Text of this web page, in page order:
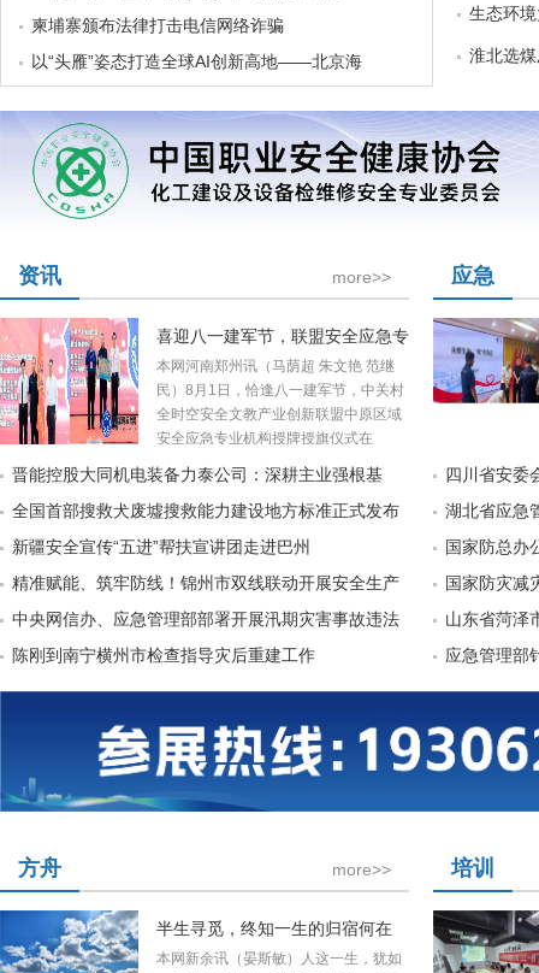
柬埔寨颁布法律打击电信网络诈骗
以“头雁”姿态打造全球AI创新高地——北京海
生态环
淮北选
more>>
资讯
喜迎八一建军节，联盟安全应急专
本网河南郑州讯（马荫超 朱文艳 范继
民）8月1日，恰逢八一建军节，中关村
全时空安全文教产业创新联盟中原区域
安全应急专业机构授牌授旗仪式在
晋能控股大同机电装备力泰公司：深耕主业强根基
全国首部搜救犬废墟搜救能力建设地方标准正式发布
新疆安全宣传“五进”帮扶宣讲团走进巴州
精准赋能、筑牢防线！锦州市双线联动开展安全生产
中央网信办、应急管理部部署开展汛期灾害事故违法
陈刚到南宁横州市检查指导灾后重建工作
应急
四川省安委
湖北省应急
国家防总办
国家防灾减
山东省菏泽
应急管理部
more>>
方舟
半生寻觅，终知一生的归宿何在
本网新余讯（晏斯敏）人这一生，犹如
培训